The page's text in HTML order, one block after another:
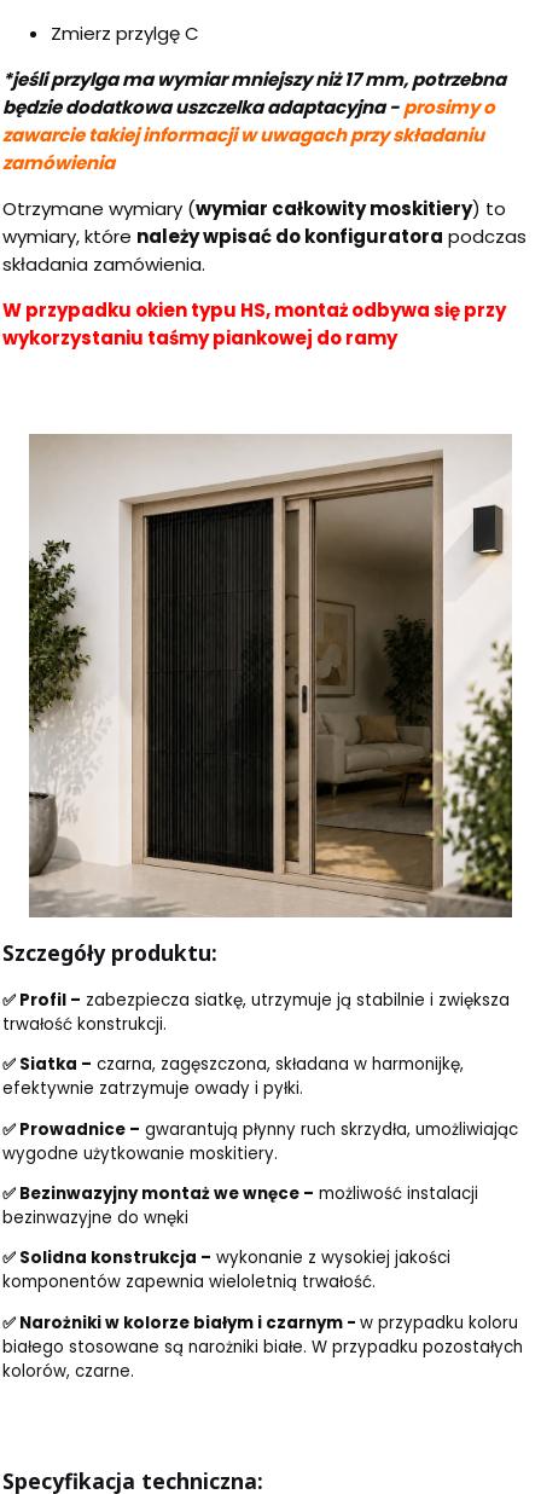
Zmierz przylgę C
*jeśli przylga ma wymiar mniejszy niż 17 mm, potrzebna
będzie dodatkowa uszczelka adaptacyjna -prosimy o
zawarcie takiej informacji w uwagach przy składaniu
zamówienia
Otrzymane wymiary (wymiar całkowity moskitiery) to
wymiary, które należy wpisać do konfiguratora podczas
składania zamówienia.
W przypadku okien typu HS, montaż odbywa się przy
wykorzystaniu taśmy piankowej do ramy
Szczegóły produktu:
✅ Profil – zabezpiecza siatkę, utrzymuje ją stabilnie i zwiększa
trwałość konstrukcji.
✅ Siatka – czarna, zagęszczona, składana w harmonijkę,
efektywnie zatrzymuje owady i pyłki.
✅ Prowadnice – gwarantują płynny ruch skrzydła, umożliwiając
wygodne użytkowanie moskitiery.
✅ Bezinwazyjny montaż we wnęce – możliwość instalacji
bezinwazyjne do wnęki
✅ Solidna konstrukcja – wykonanie z wysokiej jakości
komponentów zapewnia wieloletnią trwałość.
✅ Narożniki w kolorze białym i czarnym - w przypadku koloru
białego stosowane są narożniki białe. W przypadku pozostałych
kolorów, czarne.
Specyfikacja techniczna: